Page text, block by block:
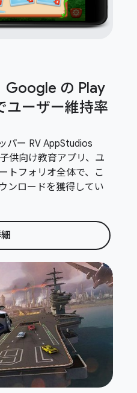
Google の Play
ーザー維持率
パー RV AppStudios
供向け教育アプリ、ユ
トフォリオ全体で、こ
ンロードを獲得してい